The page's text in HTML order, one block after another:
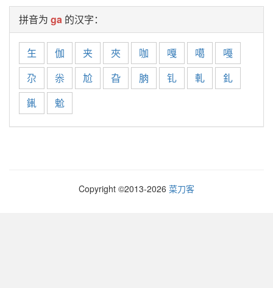
拼音为 ga 的汉字：
玍 伽 夹 夾 咖 嘎 噶
嘠
尕
尜 尬 旮 朒 钆 軋
釓
錷
魀
Copyright ©2013-2026 菜刀客